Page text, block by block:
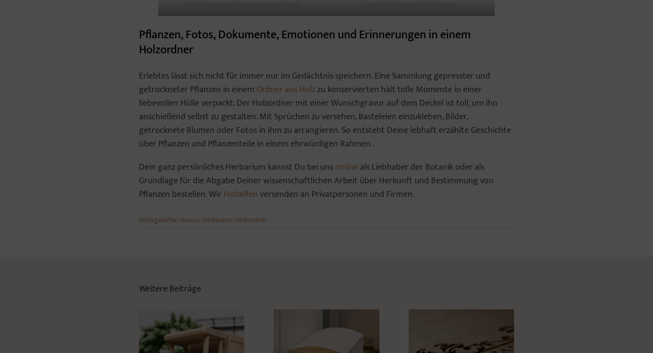
Holz Herbarium mit personalisierter Gravur erstelle Deie persönliche Kollektion
Pflanzen, Fotos, Dokumente, Emotionen und Erinnerungen in einem
Holzordner
Erlebtes lässt sich nicht für immer nur im Gedächtnis speichern. Eine Sammlung gepresster und
getrockneter Pflanzen in einem Ordner aus Holzzu konservierten hält tolle Momente in einer
liebevollen Hülle verpackt. Der Holzordner mit einer Wunschgravur auf dem Deckel ist toll, um ihn
anschießend selbst zu gestalten. Mit Sprüchen zu versehen, Basteleien einzukleben, Bilder,
getrocknete Blumen oder Fotos in ihm zu arrangieren. So entsteht Deine lebhaft erzählte Geschichte
über Pflanzen und Pflanzenteile in einem ehrwürdigen Rahmen .
Dein ganz persönliches Herbarium kannst Du bei unsonline als Liebhaber der Botanik oder als
Grundlage für die Abgabe Deiner wissenschaftlichen Arbeit über Herkunft und Bestimmung von
Pflanzen bestellen. WirHolzelfen versenden an Privatpersonen und Firmen.
Schlagwörter: Gravur,Herbarium,Holzordner
Weitere Beiträge